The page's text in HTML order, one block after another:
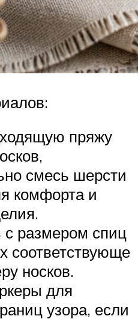
пряжу
смесь шерсти
комфорта и
с размером спиц
соответствующе
носков.
для
узора, если